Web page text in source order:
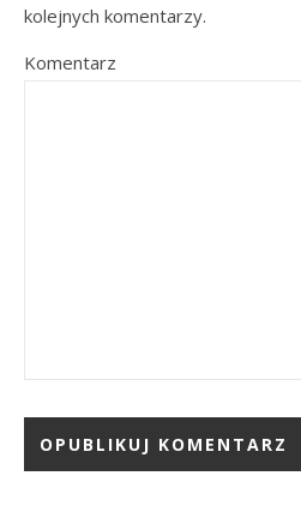
kolejnych komentarzy.
Komentarz